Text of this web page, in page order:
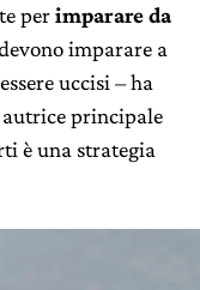
perimparare da
imparare a
uccisi – ha
autrice principale
è una strategia